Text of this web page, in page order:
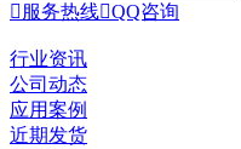
 服务热线QQ咨询
行业资讯
公司动态
应用案例
近期发货